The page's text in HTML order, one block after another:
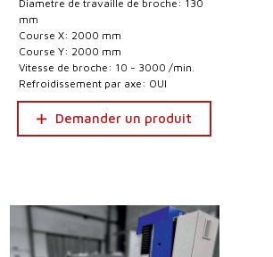
Diametre de travaille de broche: 130
mm
Course X: 2000 mm
Course Y: 2000 mm
Vitesse de broche: 10 - 3000 /min.
Refroidissement par axe: OUI
Demander un produit